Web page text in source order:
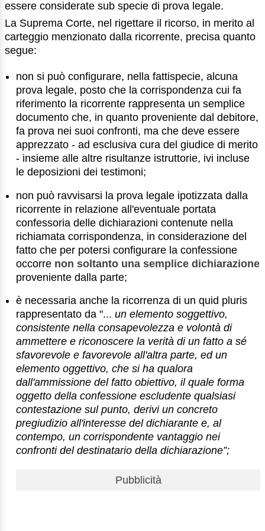
essere considerate sub specie di prova legale.
La Suprema Corte, nel rigettare il ricorso, in merito al
carteggio menzionato dalla ricorrente, precisa quanto
segue:
non si può configurare, nella fattispecie, alcuna
prova legale, posto che la corrispondenza cui fa
riferimento la ricorrente rappresenta un semplice
documento che, in quanto proveniente dal debitore,
fa prova nei suoi confronti, ma che deve essere
apprezzato - ad esclusiva cura del giudice di merito
- insieme alle altre risultanze istruttorie, ivi incluse
le deposizioni dei testimoni;
non può ravvisarsi la prova legale ipotizzata dalla
ricorrente in relazione all'eventuale portata
confessoria delle dichiarazioni contenute nella
richiamata corrispondenza, in considerazione del
fatto che per potersi configurare la confessione
occorre non soltanto una semplice dichiarazione
proveniente dalla parte;
è necessaria anche la ricorrenza di un quid pluris
rappresentato da "...un elemento soggettivo,
consistente nella consapevolezza e volontà di
ammettere e riconoscere la verità di un fatto a sé
sfavorevole e favorevole all'altra parte, ed un
elemento oggettivo, che si ha qualora
dall'ammissione del fatto obiettivo, il quale forma
oggetto della confessione escludente qualsiasi
contestazione sul punto, derivi un concreto
pregiudizio all'interesse del dichiarante e, al
contempo, un corrispondente vantaggio nei
confronti del destinatario della dichiarazione”;
Pubblicità